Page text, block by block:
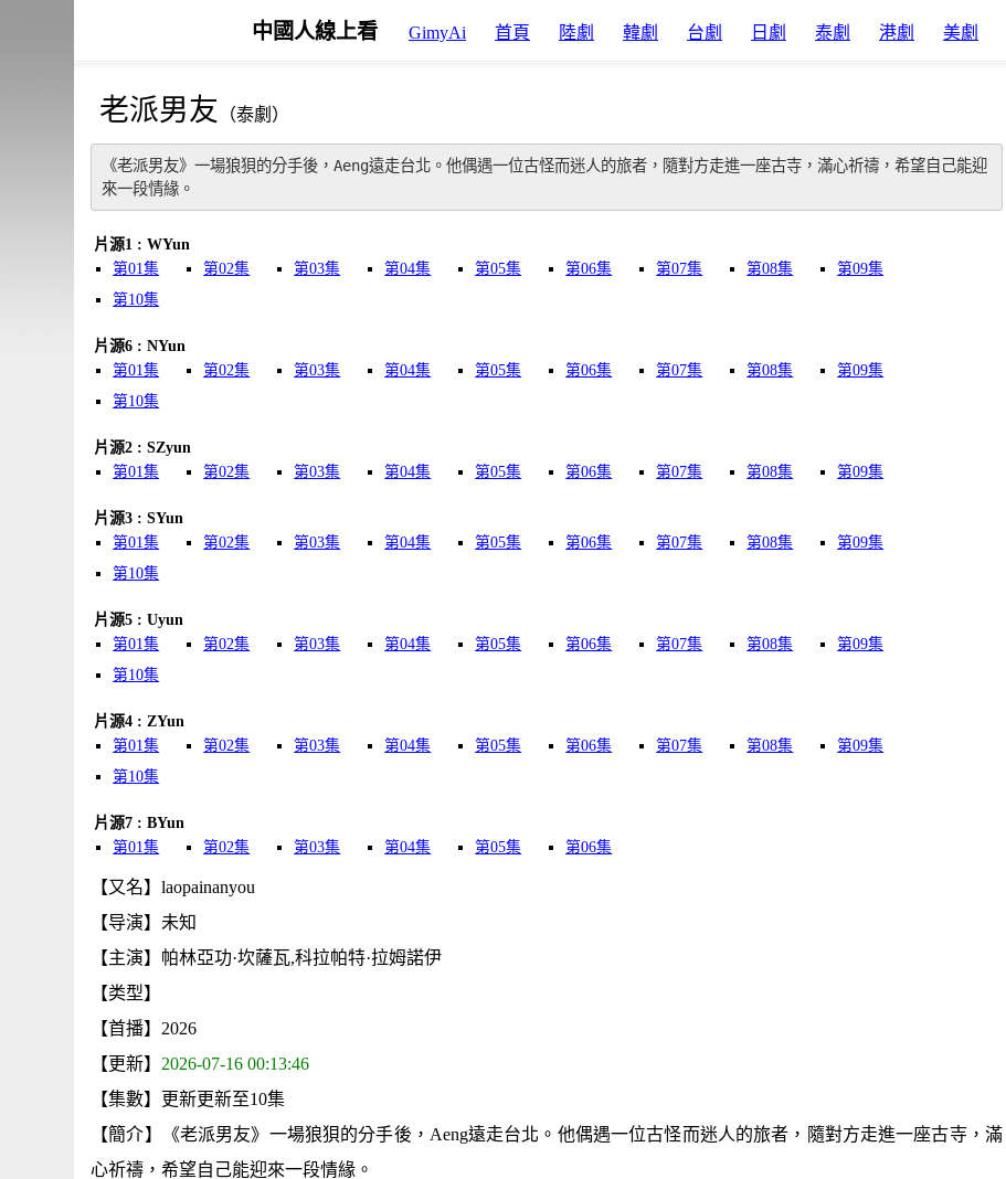
中國人線上看 GimyAi 首頁 陸劇 韓劇 台劇 日劇 泰劇 港劇 美劇
老派男友 （泰劇）
《老派男友》一場狼狽的分手後，Aeng遠走台北。他偶遇一位古怪而迷人的旅者，隨對方走進一座古寺，滿心祈禱，希望自己能迎
來一段情緣。
片源1 : WYun
第01集
第02集 第03集 第04集 第05集 第06集 第07集 第08集
第09集
第10集
片源6 : NYun
第01集
第02集 第03集 第04集 第05集 第06集 第07集 第08集
第09集
第10集
片源2 : SZyun
第01集
第02集 第03集 第04集 第05集 第06集 第07集 第08集 第09集
片源3 : SYun
第01集
第02集 第03集 第04集 第05集 第06集 第07集 第08集
第09集
第10集
片源5 : Uyun
第01集
第02集 第03集 第04集 第05集 第06集 第07集 第08集
第09集
第10集
片源4 : ZYun
第01集
第02集 第03集 第04集 第05集 第06集 第07集 第08集
第09集
第10集
片源7 : BYun
第01集
第02集 第03集 第04集 第05集 第06集
【又名】laopainanyou
【导演】未知
【主演】帕林亞功·坎薩瓦,科拉帕特·拉姆諾伊
【类型】
【首播】2026
【更新】 2026-07-16 00:13:46
【集數】更新更新至10集
【簡介】《老派男友》一場狼狽的分手後，Aeng遠走台北。他偶遇一位古怪而迷人的旅者，隨對方走進一座古寺，滿
心祈禱，希望自己能迎來一段情緣。